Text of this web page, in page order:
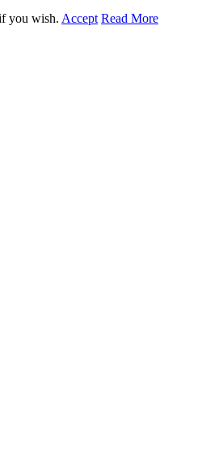
you wish. Accept Read More